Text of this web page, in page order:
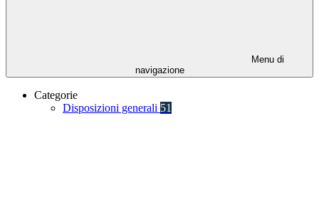
Menu di
navigazione
Categorie
Disposizioni generali 51